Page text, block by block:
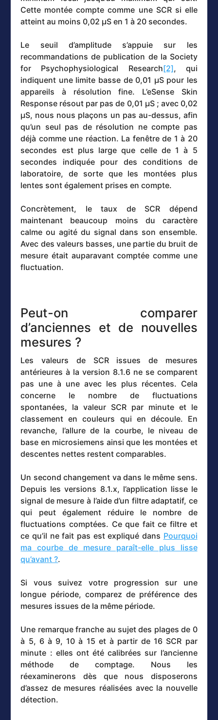
Cette montée compte comme une SCR si elle
atteint au moins 0,02 µS en 1 à 20 secondes.
Le seuil d’amplitude s’appuie sur les
recommandations de publication de la Society
for Psychophysiological Research[2], qui
indiquent une limite basse de 0,01 µS pour les
appareils à résolution fine. L’eSense Skin
Response résout par pas de 0,01 µS ; avec 0,02
µS, nous nous plaçons un pas au-dessus, afin
qu’un seul pas de résolution ne compte pas
déjà comme une réaction. La fenêtre de 1 à 20
secondes est plus large que celle de 1 à 5
secondes indiquée pour des conditions de
laboratoire, de sorte que les montées plus
lentes sont également prises en compte.
Concrètement, le taux de SCR dépend
maintenant beaucoup moins du caractère
calme ou agité du signal dans son ensemble.
Avec des valeurs basses, une partie du bruit de
mesure était auparavant comptée comme une
fluctuation.
Peut-on comparer
d’anciennes et de nouvelles
mesures ?
Les valeurs de SCR issues de mesures
antérieures à la version 8.1.6 ne se comparent
pas une à une avec les plus récentes. Cela
concerne le nombre de fluctuations
spontanées, la valeur SCR par minute et le
classement en couleurs qui en découle. En
revanche, l’allure de la courbe, le niveau de
base en microsiemens ainsi que les montées et
descentes nettes restent comparables.
Un second changement va dans le même sens.
Depuis les versions 8.1.x, l’application lisse le
signal de mesure à l’aide d’un filtre adaptatif, ce
qui peut également réduire le nombre de
fluctuations comptées. Ce que fait ce filtre et
ce qu’il ne fait pas est expliqué dans Pourquoi
ma courbe de mesure paraît-elle plus lisse
qu’avant ?.
Si vous suivez votre progression sur une
longue période, comparez de préférence des
mesures issues de la même période.
Une remarque franche au sujet des plages de 0
à 5, 6 à 9, 10 à 15 et à partir de 16 SCR par
minute : elles ont été calibrées sur l’ancienne
méthode de comptage. Nous les
réexaminerons dès que nous disposerons
d’assez de mesures réalisées avec la nouvelle
détection.